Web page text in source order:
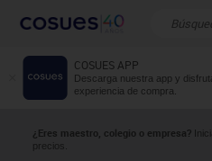
COSUES APP
Descarga nuestra app y
experiencia de compra.
¿Eres maestro, colegio o empresa?
precios.